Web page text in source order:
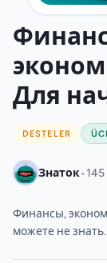
Для
DESTELER
Знаток•145
Финансы,
можете не